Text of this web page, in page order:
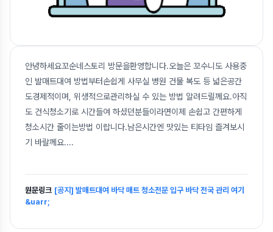
안녕하세요꼬순네스토리 방문을환영합니다.오늘은 꼬수니도 사용중
인 발매트대여 방법부터손쉽게 사무실 병원 건물 복도 등 넓은공간
도경제적이며, 위생적으로관리하실 수 있는 방법 알려드릴께요.아직
도 건식청소기로 시간들여 하셨던분들이라면이제 손쉽고 간편하게
청소시간 줄이는방법 이랍니다.남은시간엔 맛있는 티타임 즐겨보시
기 바랄께요....
원문링크 [공지] 발매트대여 바닥 매트 청소전문 입구 바닥 전국 관리 여기
&uarr;